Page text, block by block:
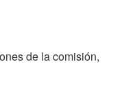
de la comisión,